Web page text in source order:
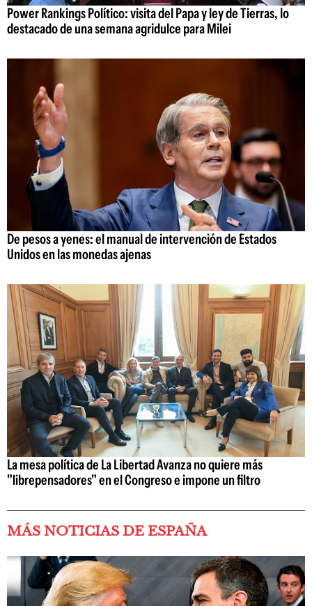
Power Rankings Político: visita del Papa y ley de Tierras, lo
destacado de una semana agridulce para Milei
De pesos a yenes: el manual de intervención de Estados
Unidos en las monedas ajenas
La mesa política de La Libertad Avanza no quiere más
"librepensadores" en el Congreso e impone un filtro
MÁS NOTICIAS DE ESPAÑA